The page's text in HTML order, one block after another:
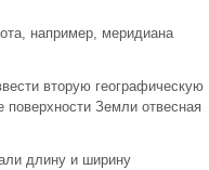
например, меридиана
вторую географическую
поверхности Земли отвесная
длину и ширину